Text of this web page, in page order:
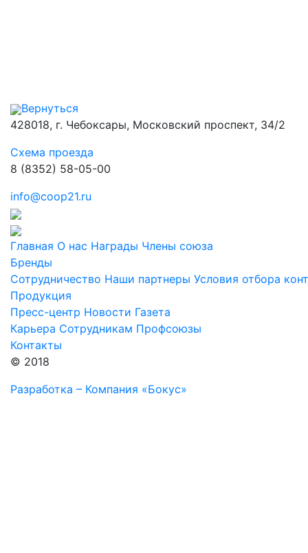
Вернуться
428018, г. Чебоксары, Московский проспект, 34/2
Схема проезда
8 (8352) 58-05-00
info@coop21.ru
Главная О нас Награды Члены союза
Бренды
Сотрудничество Наши партнеры Условия отбора
Продукция
Пресс-центр Новости Газета
Карьера Сотрудникам Профсоюзы
Контакты
© 2018
Разработка – Компания «Бокус»